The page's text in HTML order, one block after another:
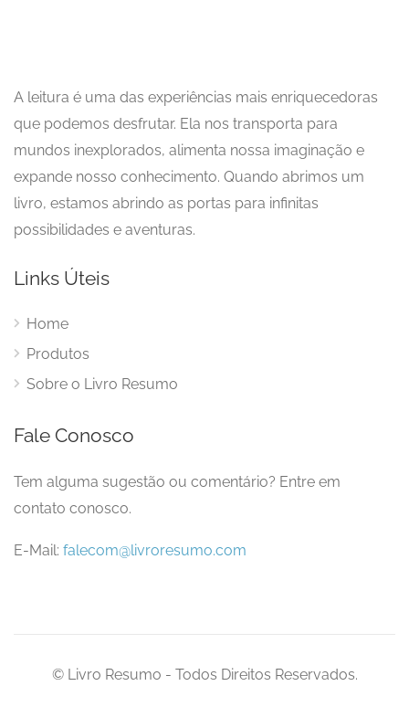
A leitura é uma das experiências mais enriquecedoras
que podemos desfrutar. Ela nos transporta para
mundos inexplorados, alimenta nossa imaginação e
expande nosso conhecimento. Quando abrimos um
livro, estamos abrindo as portas para infinitas
possibilidades e aventuras.
Links Úteis
Home
Produtos
Sobre o Livro Resumo
Fale Conosco
Tem alguma sugestão ou comentário? Entre em
contato conosco.
E-Mail: falecom@livroresumo.com
© Livro Resumo - Todos Direitos Reservados.